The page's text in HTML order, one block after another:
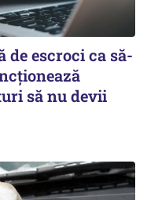
de escroci ca să-
să nu devii